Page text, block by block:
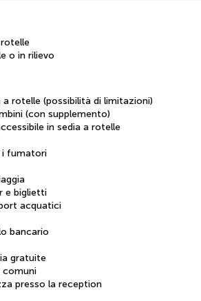
o in rilievo
a rotelle (possibilità di limitazioni)
(con supplemento)
in sedia a rotelle
i fumatori
e biglietti
acquatici
bancario
gratuite
comuni
presso la reception